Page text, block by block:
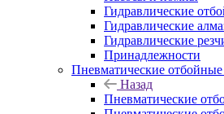
Гидравлические
Гидравлические
Гидравлические
Принадлежности
Пневматические
Назад
Пневматические